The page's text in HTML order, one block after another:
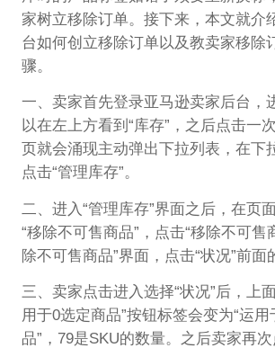
家树立移除订单。接下来，本文就介
台如何创立移除订单以及教卖家移除
骤。
一、卖家首先登录亚马逊卖家后台，
以在左上方看到“库存”，之后点击一
页就会涌现主动弹出下拉列表，在下
点击“管理库存”。
二、进入“管理库存”界面之后，在页
“移除不可售商品”，点击“移除不可售
除不可售商品”界面，点击“状况”前面
三、卖家点击进入选择“状况”后，上
用于0选定商品”按钮标签会变为“运
品”，79是SKU的数量。之后卖家再